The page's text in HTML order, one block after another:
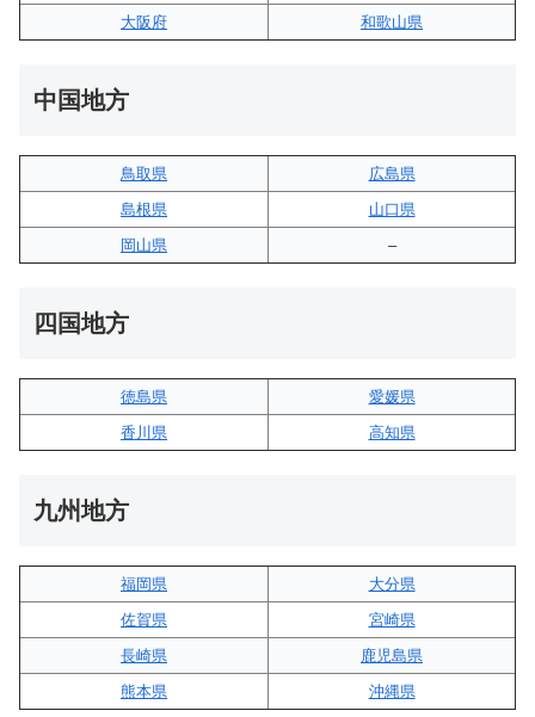
大阪府
和歌山県
中国地方
鳥取県
広島県
島根県
山口県
岡山県
–
四国地方
徳島県
愛媛県
香川県
高知県
九州地方
福岡県
大分県
佐賀県
宮崎県
長崎県
鹿児島県
熊本県
沖縄県